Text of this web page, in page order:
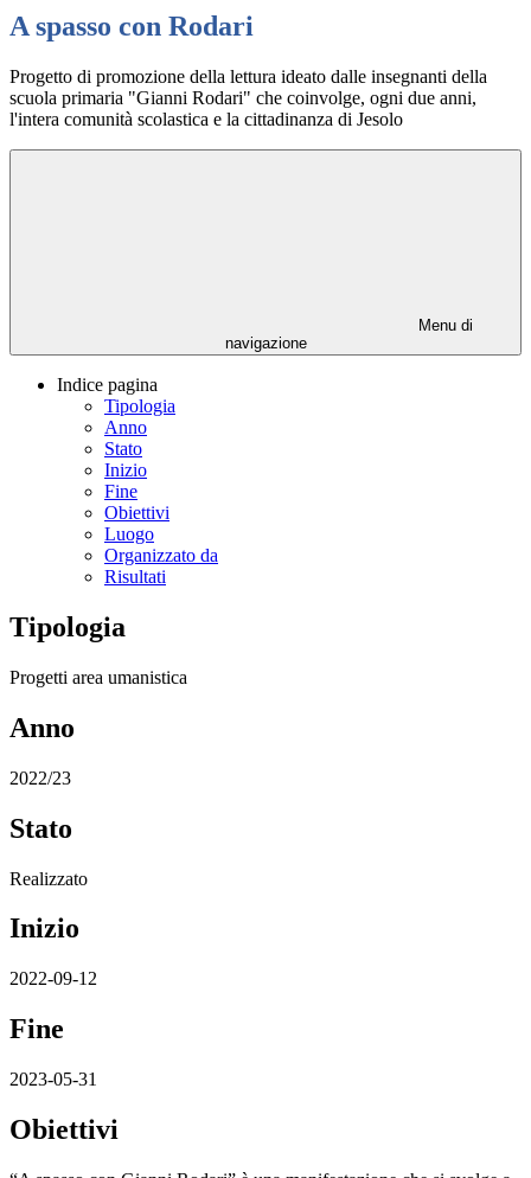
A spasso con Rodari
Progetto di promozione della lettura ideato dalle insegnanti della
scuola primaria "Gianni Rodari" che coinvolge, ogni due anni,
l'intera comunità scolastica e la cittadinanza di Jesolo
Menu di
navigazione
Indice pagina
Tipologia
Anno
Stato
Inizio
Fine
Obiettivi
Luogo
Organizzato da
Risultati
Tipologia
Progetti area umanistica
Anno
2022/23
Stato
Realizzato
Inizio
2022-09-12
Fine
2023-05-31
Obiettivi